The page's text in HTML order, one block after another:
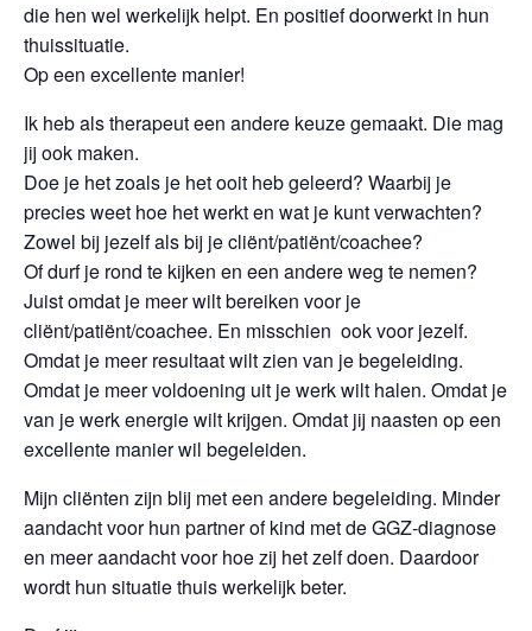
die hen wel werkelijk helpt. En positief doorwerkt in hun
thuissituatie.
Op een excellente manier!
Ik heb als therapeut een andere keuze gemaakt. Die mag
jij ook maken.
Doe je het zoals je het ooit heb geleerd? Waarbij je
precies weet hoe het werkt en wat je kunt verwachten?
Zowel bij jezelf als bij je cliënt/patiënt/coachee?
Of durf je rond te kijken en een andere weg te nemen?
Juist omdat je meer wilt bereiken voor je
cliënt/patiënt/coachee. En misschien ook voor jezelf.
Omdat je meer resultaat wilt zien van je begeleiding.
Omdat je meer voldoening uit je werk wilt halen. Omdat je
van je werk energie wilt krijgen. Omdat jij naasten op een
excellente manier wil begeleiden.
Mijn cliënten zijn blij met een andere begeleiding. Minder
aandacht voor hun partner of kind met de GGZ-diagnose
en meer aandacht voor hoe zij het zelf doen. Daardoor
wordt hun situatie thuis werkelijk beter.